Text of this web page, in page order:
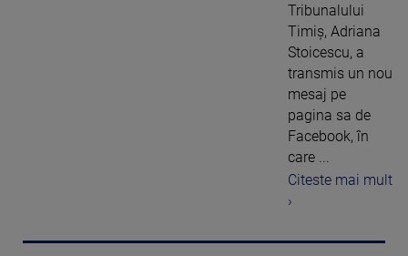
Tribunalului
Timiş, Adriana
Stoicescu, a
transmis un nou
mesaj pe
pagina sa de
Facebook, în
care ...
Citeste mai mult
›